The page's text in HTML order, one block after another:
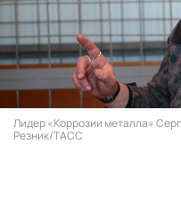
Лидер «Коррозии металла»
Резник/ТАСС